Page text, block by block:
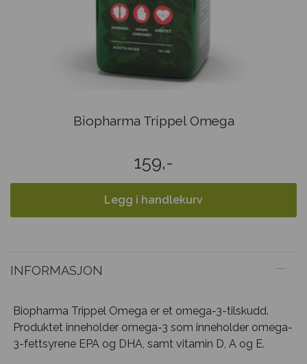
Biopharma Trippel Omega
159,-
Legg i handlekurv
INFORMASJON
Biopharma Trippel Omega er et omega-3-tilskudd.
Produktet inneholder omega-3 som inneholder omega-
3-fettsyrene EPA og DHA, samt vitamin D, A og E.